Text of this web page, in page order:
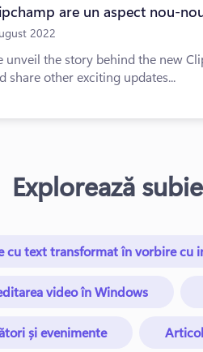
are un aspect nou-
2022
unveil the story behind the new
share other exciting updates...
Explorează
cu text transformat în vorbire cu
video în Windows
și evenimente